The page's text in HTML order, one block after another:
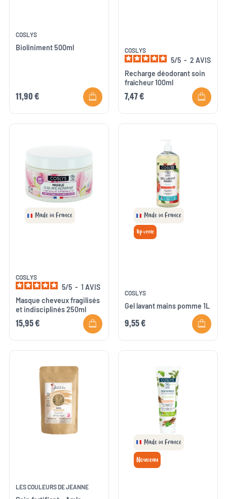
COSLYS
Bioliniment 500ml
11,90 €
COSLYS
5/5 - 2AVIS
Recharge déodorant soin
fraîcheur 100ml
7,47 €
Made in France
COSLYS
5/5 - 1AVIS
Masque cheveux fragilisés
et indisciplinés 250ml
15,95 €
Made in France
Top vente
COSLYS
Gel lavant mains pomme 1L
9,55 €
LES COULEURS DE JEANNE
Made in France
Nouveau